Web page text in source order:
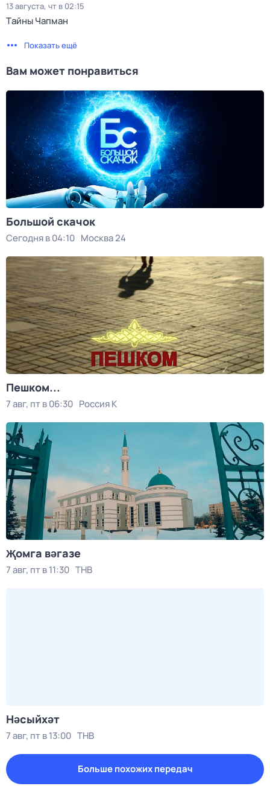
13 августа, чт в 02:15
Тaйны Чапман
Показать ещё
Вам может понравиться
Большой скачок
Сегодня в 04:10 Москва 24
Пешком...
7 авг, пт в 06:30 Россия К
Җомга вәгазе
7 авг, пт в 11:30 ТНВ
Нәсыйхәт
7 авг, пт в 13:00 ТНВ
Больше похожих передач